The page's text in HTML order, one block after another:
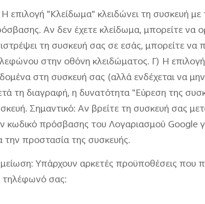
επιλογή "Κλείδωμα" κλειδώνει τη συσκευή
Αν δεν έχετε κλείδωμα, μπορείτε να
τη συσκευή σας σε εσάς, μπορείτε
στην οθόνη κλειδώματος. Γ) Η
στη συσκευή σας (αλλά ενδέχεται να
τη διαγραφή, η δυνατότητα "Εύρεση της
Σημαντικό: Αν βρείτε τη συσκευή σας
κωδικό πρόσβασης του Λογαριασμού Google
την προστασία της συσκευής.
Υπάρχουν αρκετές προϋποθέσεις που
σας: